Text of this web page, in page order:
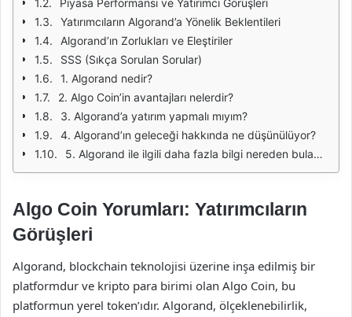
Piyasa Performansı ve Yatırımcı Görüşleri
Yatırımcıların Algorand’a Yönelik Beklentileri
Algorand’ın Zorlukları ve Eleştiriler
SSS (Sıkça Sorulan Sorular)
1. Algorand nedir?
2. Algo Coin’in avantajları nelerdir?
3. Algorand’a yatırım yapmalı mıyım?
4. Algorand’ın geleceği hakkında ne düşünülüyor?
5. Algorand ile ilgili daha fazla bilgi nereden bulabilirim?
Algo Coin Yorumları: Yatırımcıların
Görüşleri
Algorand, blockchain teknolojisi üzerine inşa edilmiş bir
platformdur ve kripto para birimi olan Algo Coin, bu
platformun yerel token’ıdır. Algorand, ölçeklenebilirlik,